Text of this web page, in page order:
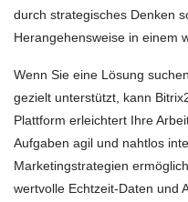
durch strategisches Denken
Herangehensweise in einem
Wenn Sie eine Lösung
gezielt unterstützt, kann
Plattform erleichtert Ihre
Aufgaben agil und nahtlos
Marketingstrategien
wertvolle Echtzeit-Daten und